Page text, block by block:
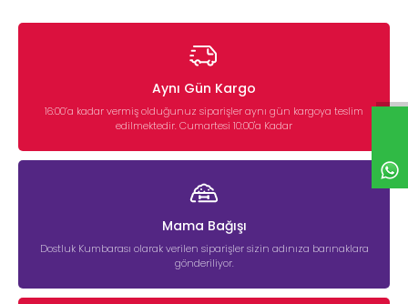
Aynı Gün Kargo
16:00’a kadar vermiş olduğunuz siparişler aynı gün kargoya teslim
edilmektedir. Cumartesi 10:00'a Kadar
Mama Bağışı
Dostluk Kumbarası olarak verilen siparişler sizin adınıza barınaklara
gönderiliyor.